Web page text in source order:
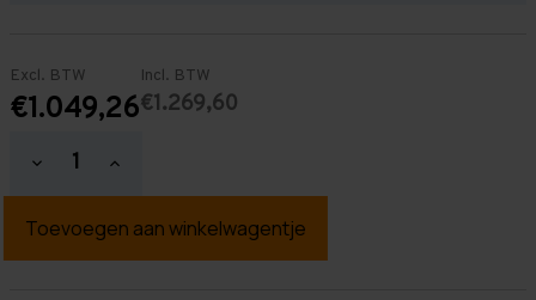
Excl. BTW
€1.049,26
Incl. BTW
€1.269,60
Hoeveelheid
verlagen
Grootvakstelling
mm
Hoeveelheid
verhogen
Grootvakstelling
mm